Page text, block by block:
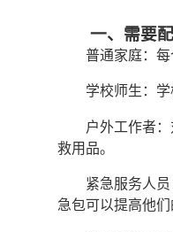
一、需要
普通家庭：
学校师生：
户外工作者
救用品。
紧急服务人
急包可以提高他们